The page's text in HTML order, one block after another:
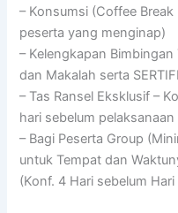
– Konsumsi (Coffee
peserta yang menginap)
– Kelengkapan
dan Makalah serta
– Tas Ransel Eksklusif –
hari sebelum pelaksanaan
– Bagi Peserta Group
untuk Tempat dan
(Konf. 4 Hari sebelum